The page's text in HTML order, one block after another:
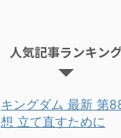
人気記事ランキン
キングダム 最新 第
想 立て直すために